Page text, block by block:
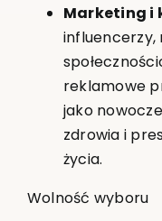
Marketing i
influencerzy,
reklamowe
jako
zdrowia i
życia.
Wolność wyboru